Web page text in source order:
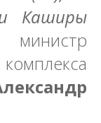
Каширы